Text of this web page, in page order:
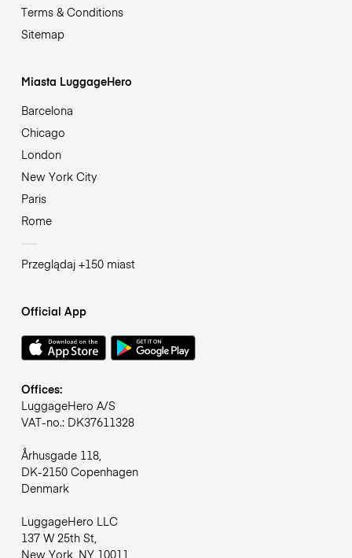
Terms & Conditions
Sitemap
Miasta LuggageHero
Barcelona
Chicago
London
New York City
Paris
Rome
Przeglądaj +150 miast
Official App
Offices:
LuggageHero A/S
VAT-no.: DK37611328
Århusgade 118,
DK-2150 Copenhagen
Denmark
LuggageHero LLC
137 W 25th St,
New York, NY 10011